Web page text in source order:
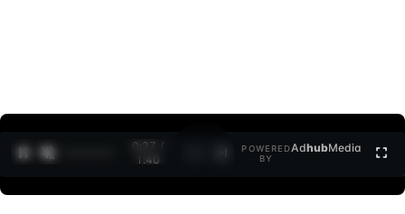
0:27 /
1:40
POWERED
BY
AdhubMedia